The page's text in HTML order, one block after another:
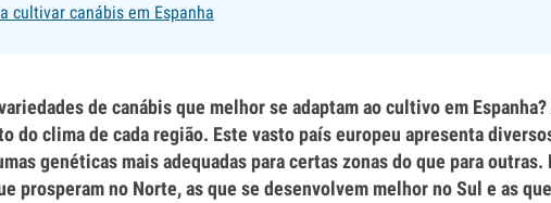
cultivar canábis em Espanha
de canábis que melhor se adaptam ao cultivo em
do clima de cada região. Este vasto país europeu apresenta
genéticas mais adequadas para certas zonas do que para outras.
prosperam no Norte, as que se desenvolvem melhor no Sul e as